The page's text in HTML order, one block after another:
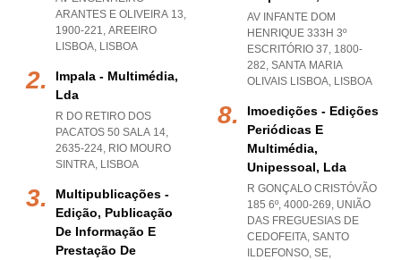
ARANTES E OLIVEIRA 13,
1900-221, AREEIRO
LISBOA, LISBOA
Impala - Multimédia,
Lda
R DO RETIRO DOS
PACATOS 50 SALA 14,
2635-224, RIO MOURO
SINTRA, LISBOA
Multipublicações -
Edição, Publicação
De Informação E
Prestação De
AV INFANTE DOM
HENRIQUE 333H 3º
ESCRITÓRIO 37, 1800-
282, SANTA MARIA
OLIVAIS LISBOA, LISBOA
Imoedições - Edições
Periódicas E
Multimédia,
Unipessoal, Lda
R GONÇALO CRISTÓVÃO
185 6º, 4000-269, UNIÃO
DAS FREGUESIAS DE
CEDOFEITA, SANTO
ILDEFONSO, SE,